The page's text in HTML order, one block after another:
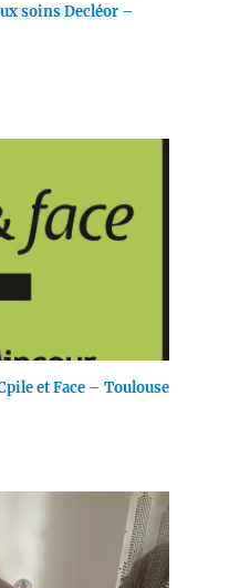
soins Decléor –
et Face – Toulouse